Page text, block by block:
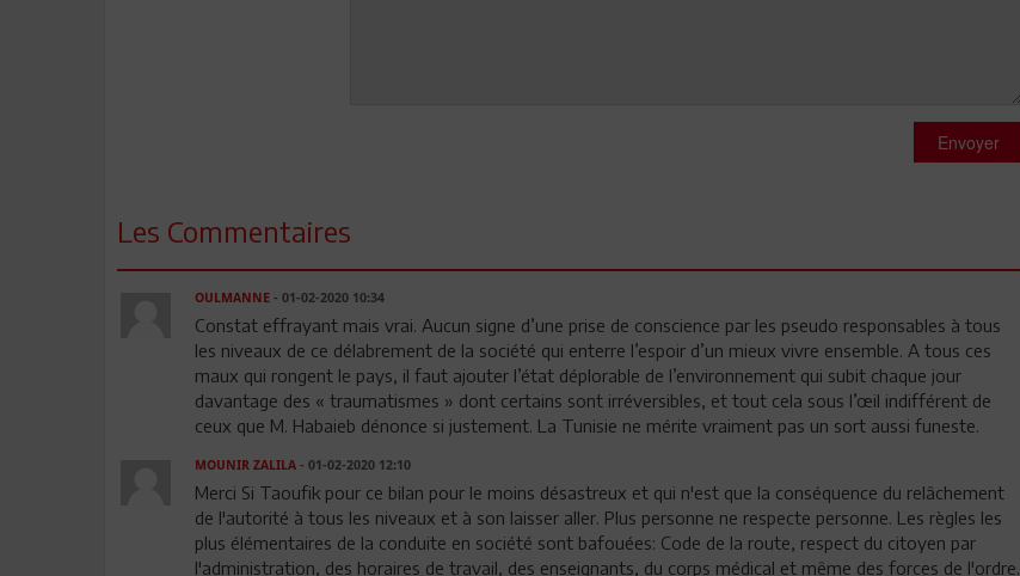
Envoyer
Les Commentaires
OULMANNE- 01-02-2020 10:34
Constat effrayant mais vrai. Aucun signe d’une prise de conscience par les pseudo responsables à tous
les niveaux de ce délabrement de la société qui enterre l’espoir d’un mieux vivre ensemble. A tous ces
maux qui rongent le pays, il faut ajouter l’état déplorable de l’environnement qui subit chaque jour
davantage des « traumatismes » dont certains sont irréversibles, et tout cela sous l’œil indifférent de
ceux que M. Habaieb dénonce si justement. La Tunisie ne mérite vraiment pas un sort aussi funeste.
MOUNIR ZALILA- 01-02-2020 12:10
Merci Si Taoufik pour ce bilan pour le moins désastreux et qui n'est que la conséquence du relâchement
de l'autorité à tous les niveaux et à son laisser aller. Plus personne ne respecte personne. Les règles les
plus élémentaires de la conduite en société sont bafouées: Code de la route, respect du citoyen par
l'administration, des horaires de travail, des enseignants, du corps médical et même des forces de l'ordre.